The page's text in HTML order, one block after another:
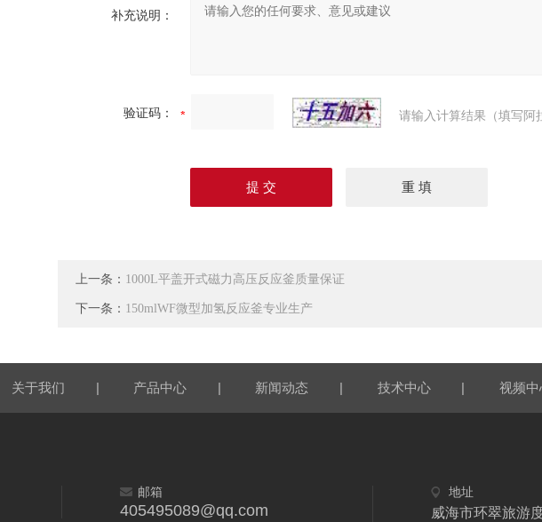
补充说明：
验证码： 请输入计算结果（填写阿
上一条： 1000L平盖开式磁力高压反应釜质量保证
下一条： 150mlWF微型加氢反应釜专业生产
关于我们 | 产品中心 | 新闻动态 | 技术中心 | 视频中
邮箱
405495089@qq.com
地址
威海市环翠旅游